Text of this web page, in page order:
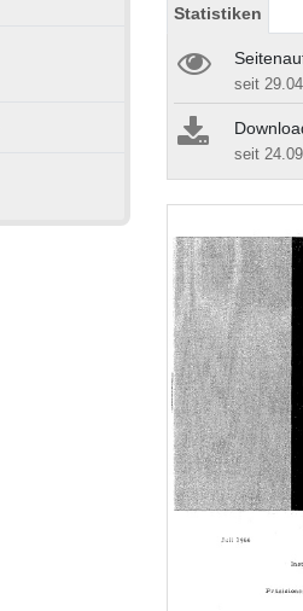
Statistiken
seit
seit